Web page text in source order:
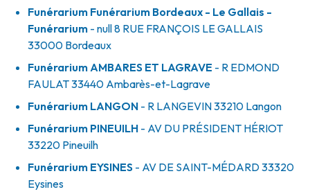
Funérarium Funérarium Bordeaux - Le Gallais -
Funérarium - null8 RUE FRANÇOIS LE GALLAIS
33000 Bordeaux
FunérariumAMBARES ET LAGRAVE - R EDMOND
FAULAT33440 Ambarès-et-Lagrave
Funérarium LANGON - R LANGEVIN33210 Langon
Funérarium PINEUILH - AV DU PRÉSIDENT HÉRIOT
33220 Pineuilh
Funérarium EYSINES - AV DE SAINT-MÉDARD33320
Eysines